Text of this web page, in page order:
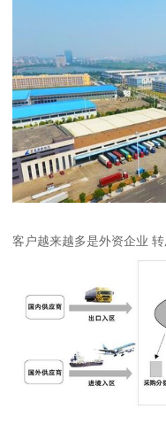
客户越来越多是外资企业